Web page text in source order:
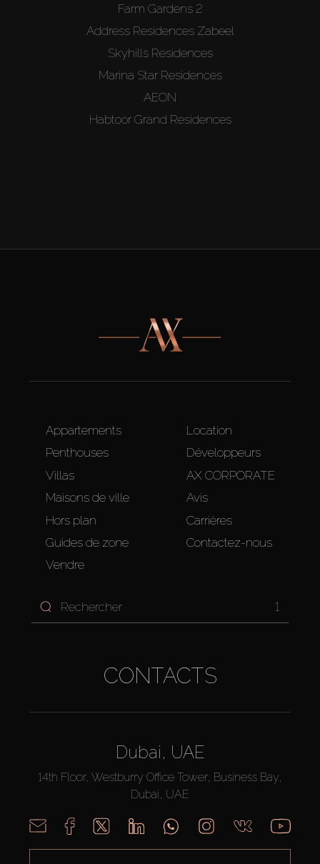
Farm Gardens 2
Address Residences Zabeel
Skyhills Residences
Marina Star Residences
AEON
Habtoor Grand Residences
Appartements
Penthouses
Villas
Maisons de ville
Hors plan
Guides de zone
Vendre
Location
Développeurs
AX CORPORATE
Avis
Carrières
Contactez-nous
1
CONTACTS
Dubai, UAE
14th Floor, Westburry Office Tower, Business Bay,
Dubai, UAE